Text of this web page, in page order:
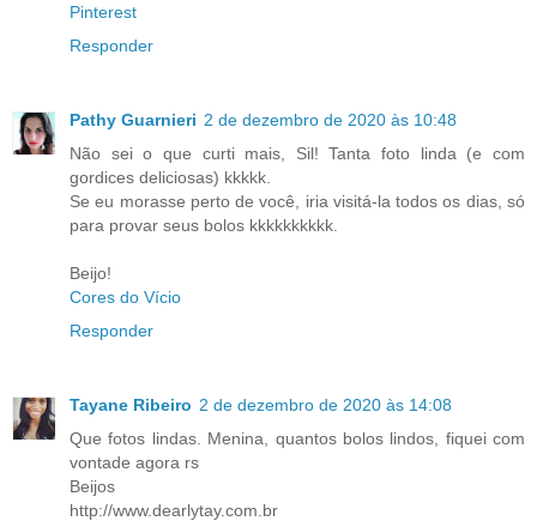
Pinterest
Responder
Pathy Guarnieri 2 de dezembro de 2020 às 10:48
Não sei o que curti mais, Sil! Tanta foto linda (e com
gordices deliciosas) kkkkk.
Se eu morasse perto de você, iria visitá-la todos os dias, só
para provar seus bolos kkkkkkkkkk.
Beijo!
Cores do Vício
Responder
Tayane Ribeiro 2 de dezembro de 2020 às 14:08
Que fotos lindas. Menina, quantos bolos lindos, fiquei com
vontade agora rs
Beijos
http://www.dearlytay.com.br